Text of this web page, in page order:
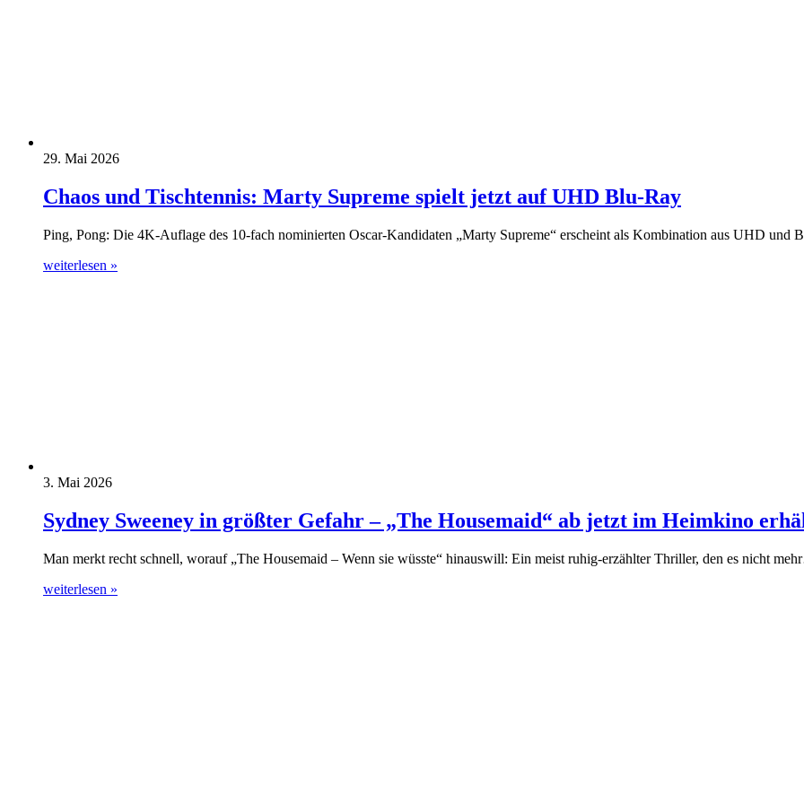
29. Mai 2026
Chaos und Tischtennis: Marty Supreme spielt jetzt auf UHD Blu-Ray
Ping, Pong: Die 4K-Auflage des 10-fach nominierten Oscar-Kandidaten „Marty Supreme“ erscheint als Kombination aus UHD und
weiterlesen »
3. Mai 2026
Sydney Sweeney in größter Gefahr – „The Housemaid“ ab jetzt im Heimkino
Man merkt recht schnell, worauf „The Housemaid – Wenn sie wüsste“ hinauswill: Ein meist ruhig-erzählter Thriller, den es nicht
weiterlesen »